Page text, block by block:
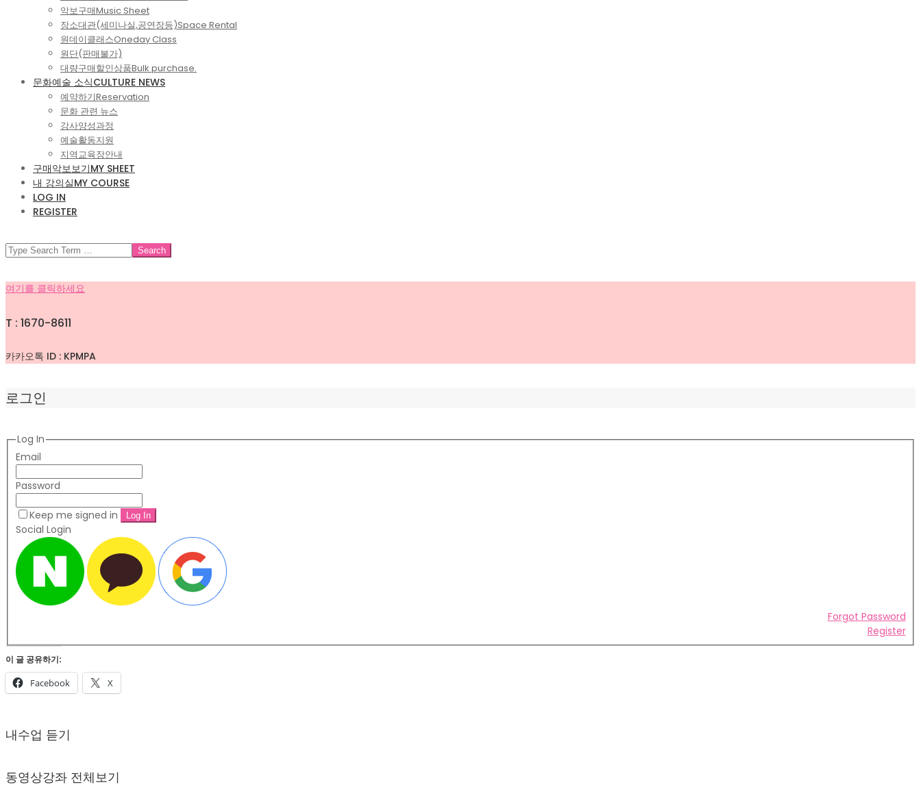
악보구매Music Sheet
장소대관(세미나실,공연장등)Space Rental
원데이클래스Oneday Class
원단(판매불가)
대량구매할인상품Bulk purchase.
문화예술 소식CULTURE NEWS
예약하기Reservation
문화 관련 뉴스
강사양성과정
예술활동지원
지역교육장안내
구매악보보기MY SHEET
내 강의실MY COURSE
LOG IN
REGISTER
SEARCH
여기를 클릭하세요
T : 1670-8611
카카오톡 ID : KPMPA
로그인
Log In
Email
Password
Keep me signed in
Social Login
Forgot Password
Register
이 글 공유하기:
Facebook X
02-
내수업 듣기
동영상강좌 전체보기